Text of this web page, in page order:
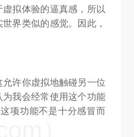
拟体验的逼真感，所以
界类似的感觉。因此，
许你虚拟地触碰另一位
我会经常使用这个功能
项功能不是十分感冒而